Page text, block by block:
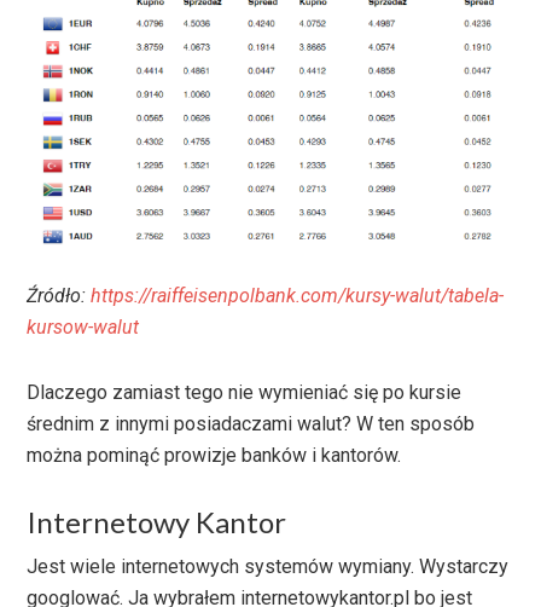
Źródło:https://raiffeisenpolbank.com/kursy-walut/tabela-
kursow-walut
Dlaczego zamiast tego nie wymieniać się po kursie
średnim z innymi posiadaczami walut? W ten sposób
można pominąć prowizje banków i kantorów.
Internetowy Kantor
Jest wiele internetowych systemów wymiany. Wystarczy
googlować. Ja wybrałem internetowykantor.pl bo jest